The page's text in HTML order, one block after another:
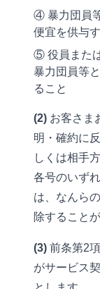
④ 暴力団員
便宜を供与
⑤ 役員また
暴力団員等
ること
(2) お客さま
明・確約に
しくは相手
各号のいず
は、なんら
除すること
(3) 前条第2
がサービス